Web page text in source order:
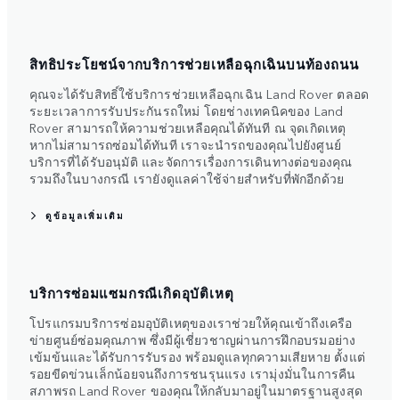
สิทธิประโยชน์จากบริการช่วยเหลือฉุกเฉินบนท้องถนน
คุณจะได้รับสิทธิ์ใช้บริการช่วยเหลือฉุกเฉิน Land Rover ตลอด
ระยะเวลาการรับประกันรถใหม่ โดยช่างเทคนิคของ Land
Rover สามารถให้ความช่วยเหลือคุณได้ทันที ณ จุดเกิดเหตุ
หากไม่สามารถซ่อมได้ทันที เราจะนำรถของคุณไปยังศูนย์
บริการที่ได้รับอนุมัติ และจัดการเรื่องการเดินทางต่อของคุณ
รวมถึงในบางกรณี เรายังดูแลค่าใช้จ่ายสำหรับที่พักอีกด้วย
ดูข้อมูลเพิ่มเติม
บริการซ่อมแซมกรณีเกิดอุบัติเหตุ
โปรแกรมบริการซ่อมอุบัติเหตุของเราช่วยให้คุณเข้าถึงเครือ
ข่ายศูนย์ซ่อมคุณภาพ ซึ่งมีผู้เชี่ยวชาญผ่านการฝึกอบรมอย่าง
เข้มข้นและได้รับการรับรอง พร้อมดูแลทุกความเสียหาย ตั้งแต่
รอยขีดข่วนเล็กน้อยจนถึงการชนรุนแรง เรามุ่งมั่นในการคืน
สภาพรถ Land Rover ของคุณให้กลับมาอยู่ในมาตรฐานสูงสุด